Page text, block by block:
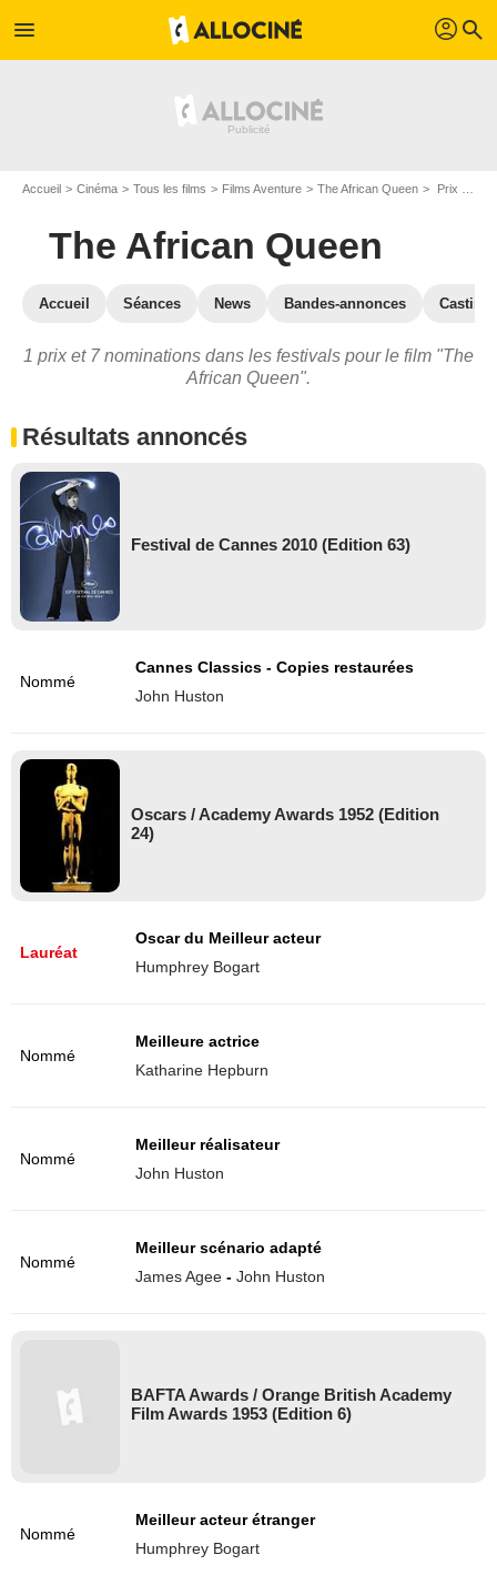
menu profil search
Accueil Cinéma Tous les films Films Aventure The African Queen Prix et nominations pour The African Queen
The African Queen
Accueil Séances News Bandes-annonces Casting
1 prix et 7 nominations dans les festivals pour le film "The
African Queen".
Résultats annoncés
Festival de Cannes 2010 (Edition 63)
Nommé
Cannes Classics - Copies restaurées
John Huston
Oscars / Academy Awards 1952 (Edition
24)
Lauréat
Oscar du Meilleur acteur
Humphrey Bogart
Nommé
Meilleure actrice
Katharine Hepburn
Nommé
Meilleur réalisateur
John Huston
Nommé
Meilleur scénario adapté
James Agee - John Huston
BAFTA Awards / Orange British Academy
Film Awards 1953 (Edition 6)
Nommé
Meilleur acteur étranger
Humphrey Bogart